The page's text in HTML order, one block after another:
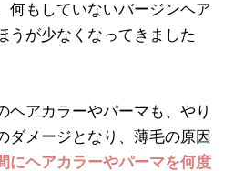
何もしていないバージンヘア
うが少なくなってきました
ヘアカラーやパーマも、やり
ダメージとなり、薄毛の原因
にヘアカラーやパーマを何度